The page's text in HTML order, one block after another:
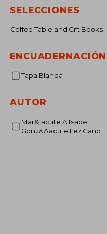
SELECCIONES
Coffee Table and Gift Books
ENCUADERNACIÓN
Tapa Blanda
AUTOR
Mar&Iacute A Isabel
Gonz&Aacute Lez Cano